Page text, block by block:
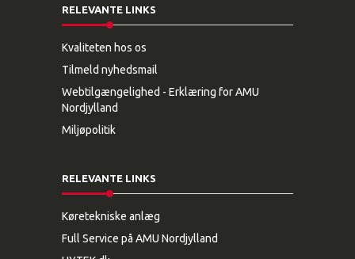
RELEVANTE LINKS
Kvaliteten hos os
Tilmeld nyhedsmail
Webtilgængelighed - Erklæring for AMU
Nordjylland
Miljøpolitik
RELEVANTE LINKS
Køretekniske anlæg
Full Service på AMU Nordjylland